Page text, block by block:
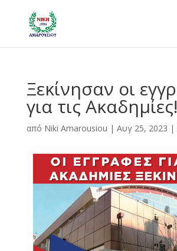
Ξεκίνησαν οι
για τις
από Niki Amarousiou | Αυγ 25, 2023 |